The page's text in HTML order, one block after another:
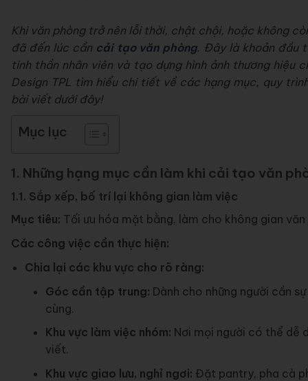
Khi văn phòng trở nên lỗi thời, chật chội, hoặc không
đã đến lúc cần cải tạo văn phòng. Đây là khoản đầu
tinh thần nhân viên và tạo dựng hình ảnh thương hiệu
Design TPL tìm hiểu chi tiết về các hạng mục, quy
bài viết dưới đây!
Mục lục
1. Những hạng mục cần làm khi cải tạo văn
1.1. Sắp xếp, bố trí lại không gian làm việc
Mục tiêu: Tối ưu hóa mặt bằng, làm cho không gian
Các công việc cần thực hiện:
Chia lại các khu vực cho rõ ràng:
Góc cần tập trung: Dành cho những người cần
cùng.
Khu vực làm việc nhóm: Nơi mọi người có thể dễ
viết.
Khu vực giao lưu, nghỉ ngơi: Đặt pantry, pha cà